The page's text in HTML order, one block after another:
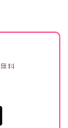
無料